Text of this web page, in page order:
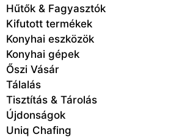
Hűtők & Fagyasztók
Kifutott termékek
Konyhai eszközök
Konyhai gépek
Őszi Vásár
Tálalás
Tisztítás & Tárolás
Újdonságok
Uniq Chafing